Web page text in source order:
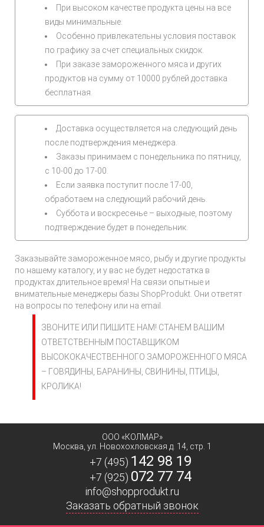
При высоком качестве продукта цены на все
виды минимальные.
Особенно привлекательны условия поставок
по графику за счет специальных скидок.
При заказе замороженного мяса и других
продуктов на сумму от 10000 рублей доставка
бесплатная.
Доставка осуществляется на следующий день
после подтверждения менеджера.
Заказы принимаем с понедельника по пятницу,
с 10-00 до 17-00.
Если заявка поступит после 17-00,
обработаем на следующий рабочий день.
Суббота и воскресенье – выходные, поэтому
подтверждение будет в понедельник.
Заказывайте замороженное мясо, рыбу и другие продукты
по нашему каталогу, и у вас не будет недостатка в
продуктах длительное время! На связи опытные и
внимательные менеджеры базы ShopProdukt. Они ответят
на вопросы по телефону или на email.
ЗВОНИТЕ ИЛИ ПИШИТЕ НАМ! СТАНЕМ ВАШИМ
ОТВЕТСТВЕННЫМ ПОСТАВЩИКОМ
ВЫСОКОКАЧЕСТВЕННОГО ЗАМОРОЖЕННОГО МЯСА
– ГОВЯДИНЫ, БАРАНИНЫ, СВИНИНЫ, ПТИЦЫ,
КРОЛИКА!
ООО «КОЛМАР»
Москва ул. Новохохловская д. 14, стр. 1
+7 (495) 142 98 19
+7 (925) 072 77 74
info@shopprodukt.ru
Заказать обратный звонок